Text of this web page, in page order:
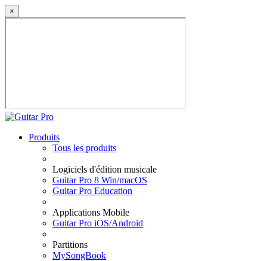
×
Produits
Tous les produits
Logiciels d'édition musicale
Guitar Pro 8 Win/macOS
Guitar Pro Education
Applications Mobile
Guitar Pro iOS/Android
Partitions
MySongBook